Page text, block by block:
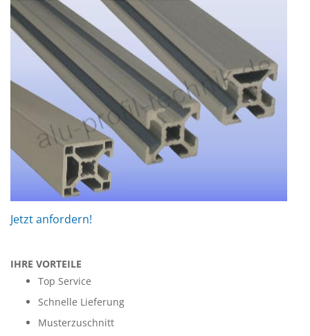
Jetzt anfordern!
IHRE VORTEILE
Top Service
Schnelle Lieferung
Musterzuschnitt